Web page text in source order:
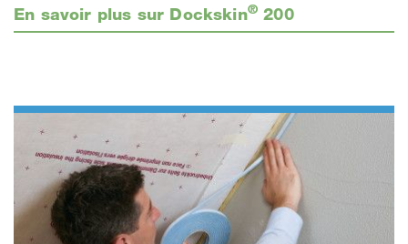
En savoir plus sur Dockskin® 200